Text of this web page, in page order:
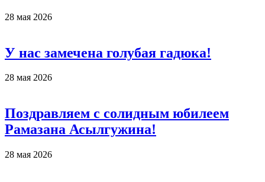
28 мая 2026
У нас замечена голубая гадюка!
28 мая 2026
Поздравляем с солидным юбилеем
Рамазана Асылгужина!
28 мая 2026